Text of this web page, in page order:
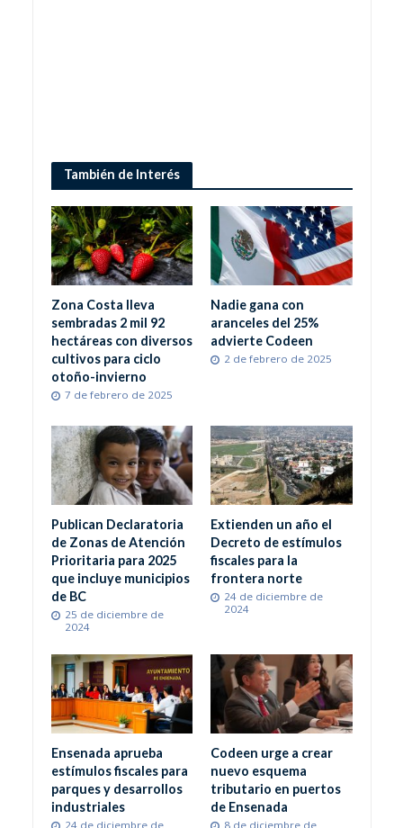
También de Interés
Zona Costa lleva
sembradas 2 mil 92
hectáreas con diversos
cultivos para ciclo
otoño-invierno
7 de febrero de 2025
Nadie gana con
aranceles del 25%
advierte Codeen
2 de febrero de 2025
Publican Declaratoria
de Zonas de Atención
Prioritaria para 2025
que incluye municipios
de BC
25 de diciembre de
2024
Extienden un año el
Decreto de estímulos
fiscales para la
frontera norte
24 de diciembre de
2024
Ensenada aprueba
estímulos fiscales para
parques y desarrollos
industriales
24 de diciembre de
Codeen urge a crear
nuevo esquema
tributario en puertos
de Ensenada
8 de diciembre de